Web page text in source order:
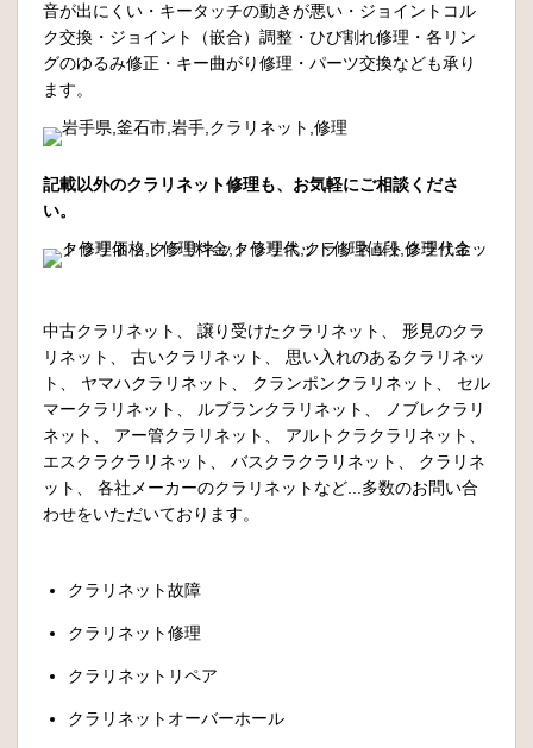
音が出にくい・キータッチの動きが悪い・ジョイントコル
ク交換・ジョイント（嵌合）調整・ひび割れ修理・各リン
グのゆるみ修正・キー曲がり修理・パーツ交換なども承り
ます。
記載以外のクラリネット修理も、お気軽にご相談くださ
い。
中古クラリネット、 譲り受けたクラリネット、 形見のクラ
リネット、 古いクラリネット、 思い入れのあるクラリネッ
ト、 ヤマハクラリネット、 クランポンクラリネット、 セル
マークラリネット、 ルブランクラリネット、 ノブレクラリ
ネット、 アー管クラリネット、 アルトクラクラリネット、
エスクラクラリネット、 バスクラクラリネット、 クラリネ
ット、 各社メーカーのクラリネットなど...多数のお問い合
わせをいただいております。
クラリネット故障
クラリネット修理
クラリネットリペア
クラリネットオーバーホール